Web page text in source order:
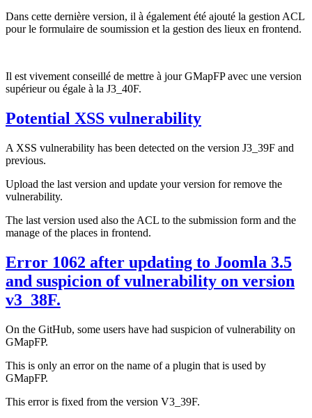
Dans cette dernière version, il à également été ajouté la gestion ACL
pour le formulaire de soumission et la gestion des lieux en frontend.
Il est vivement conseillé de mettre à jour GMapFP avec une version
supérieur ou égale à la J3_40F.
Potential XSS vulnerability
A XSS vulnerability has been detected on the version J3_39F and
previous.
Upload the last version and update your version for remove the
vulnerability.
The last version used also the ACL to the submission form and the
manage of the places in frontend.
Error 1062 after updating to Joomla 3.5
and suspicion of vulnerability on version
v3_38F.
On the GitHub, some users have had suspicion of vulnerability on
GMapFP.
This is only an error on the name of a plugin that is used by
GMapFP.
This error is fixed from the version V3_39F.